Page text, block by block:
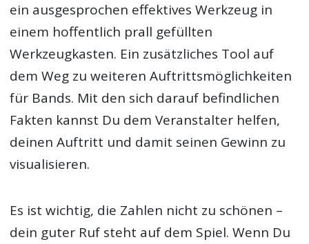
ein ausgesprochen effektives Werkzeug in
einem hoffentlich prall gefüllten
Werkzeugkasten. Ein zusätzliches Tool auf
dem Weg zu weiterenAuftrittsmöglichkeiten
für Bands. Mit den sich darauf befindlichen
Fakten kannst Du dem Veranstalter helfen,
deinen Auftritt und damit seinen Gewinn zu
visualisieren.
Es ist wichtig, die Zahlen nicht zu schönen –
dein guter Ruf steht auf dem Spiel. Wenn Du